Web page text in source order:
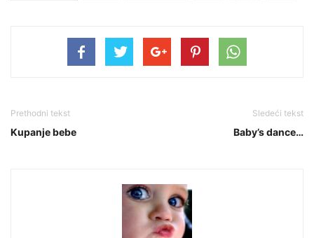
Prethodni tekst
Kupanje bebe
Sledeći tekst
Baby’s dance…